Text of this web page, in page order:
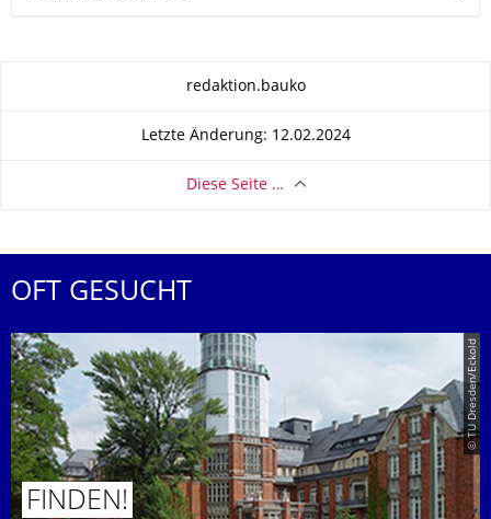
redaktion.bauko
Letzte Änderung: 12.02.2024
Diese Seite …
OFT GESUCHT
© TU Dresden/Eckold
FINDEN!